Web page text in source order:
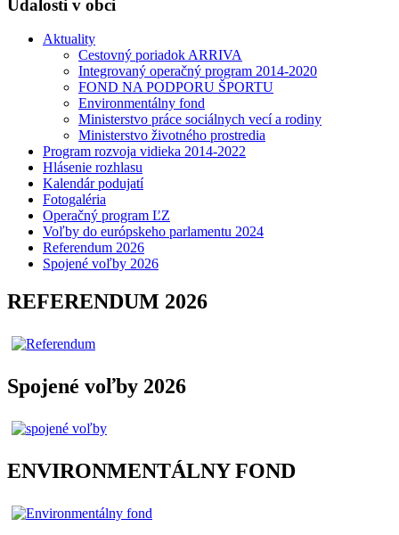
Udalosti v obci
Aktuality
Cestovný poriadok ARRIVA
Integrovaný operačný program 2014-2020
FOND NA PODPORU ŠPORTU
Environmentálny fond
Ministerstvo práce sociálnych vecí a rodiny
Ministerstvo životného prostredia
Program rozvoja vidieka 2014-2022
Hlásenie rozhlasu
Kalendár podujatí
Fotogaléria
Operačný program ĽZ
Voľby do európskeho parlamentu 2024
Referendum 2026
Spojené voľby 2026
REFERENDUM 2026
Spojené voľby 2026
ENVIRONMENTÁLNY FOND